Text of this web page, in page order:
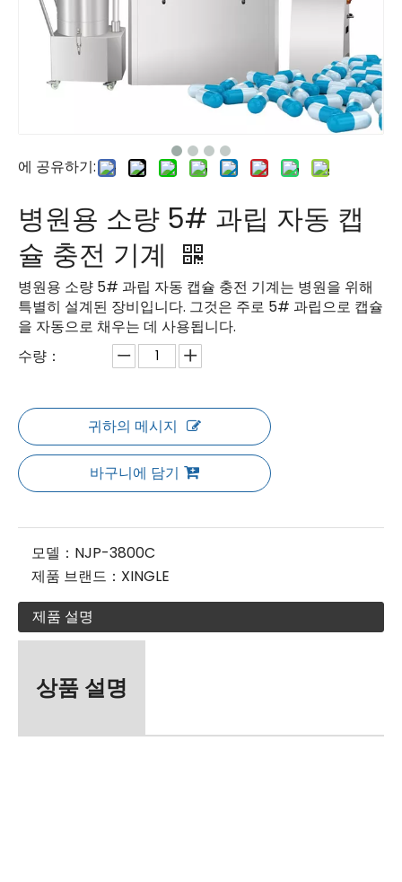
에 공유하기:
병원용 소량 5# 과립 자동 캡
슐 충전 기계
병원용 소량 5# 과립 자동 캡슐 충전 기계는 병원을 위해
특별히 설계된 장비입니다. 그것은 주로 5# 과립으로 캡슐
을 자동으로 채우는 데 사용됩니다.
수량：
귀하의 메시지
바구니에 담기
모델： NJP-3800C
제품 브랜드： XINGLE
제품 설명
상품 설명